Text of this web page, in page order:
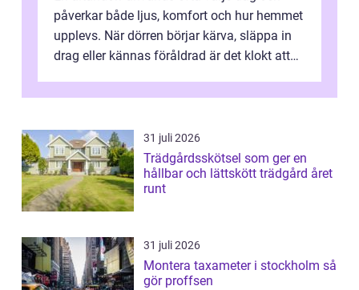
påverkar både ljus, komfort och hur hemmet
upplevs. När dörren börjar kärva, släppa in
drag eller kännas föråldrad är det klokt att
31 juli 2026
Trädgårdsskötsel som ger en
hållbar och lättskött trädgård året
runt
31 juli 2026
Montera taxameter i stockholm så
gör proffsen